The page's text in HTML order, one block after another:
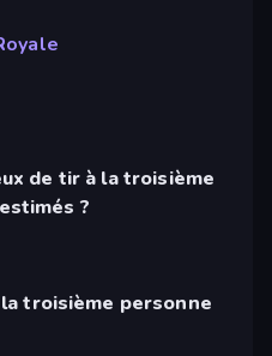
de tir à la troisième
?
troisième personne